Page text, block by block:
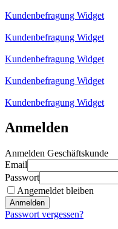
Kundenbefragung Widget
Kundenbefragung Widget
Kundenbefragung Widget
Kundenbefragung Widget
Kundenbefragung Widget
Anmelden
Anmelden Geschäftskunde
Email
Passwort
Angemeldet bleiben
Anmelden
Passwort vergessen?